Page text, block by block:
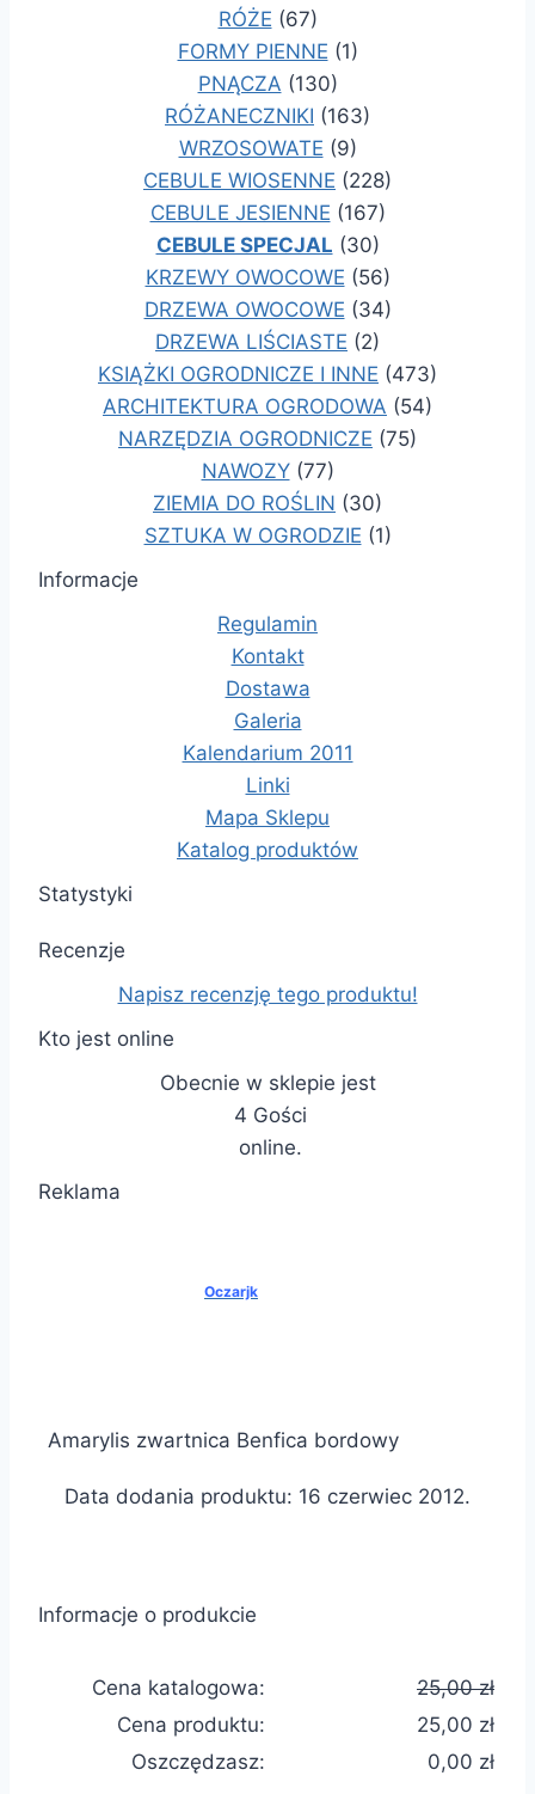
RÓŻE (67)
FORMY PIENNE (1)
PNĄCZA (130)
RÓŻANECZNIKI (163)
WRZOSOWATE (9)
CEBULE WIOSENNE (228)
CEBULE JESIENNE (167)
CEBULE SPECJAL (30)
KRZEWY OWOCOWE (56)
DRZEWA OWOCOWE (34)
DRZEWA LIŚCIASTE (2)
KSIĄŻKI OGRODNICZE I INNE (473)
ARCHITEKTURA OGRODOWA (54)
NARZĘDZIA OGRODNICZE (75)
NAWOZY(77)
ZIEMIA DO ROŚLIN (30)
SZTUKA W OGRODZIE (1)
Informacje
Regulamin
Kontakt
Dostawa
Galeria
Kalendarium 2011
Linki
Mapa Sklepu
Katalog produktów
Statystyki
Recenzje
Napisz recenzję tego produktu!
Kto jest online
Obecnie w sklepie jest
4 Gości
online.
Reklama
Oczarjk
Amarylis zwartnica Benfica bordowy
Data dodania produktu: 16 czerwiec 2012.
Informacje o produkcie
Cena katalogowa:
25,00 zł
Cena produktu:
25,00 zł
Oszczędzasz:
0,00 zł